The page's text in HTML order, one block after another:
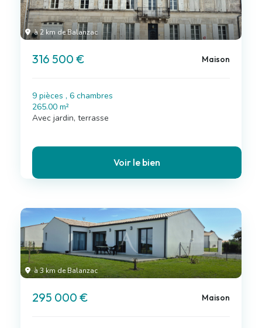
à 2 km de Balanzac
316 500 € Maison
9 pièces , 6 chambres
265.00 m²
Avec jardin, terrasse
Voir le bien
à 3 km de Balanzac
295 000 € Maison